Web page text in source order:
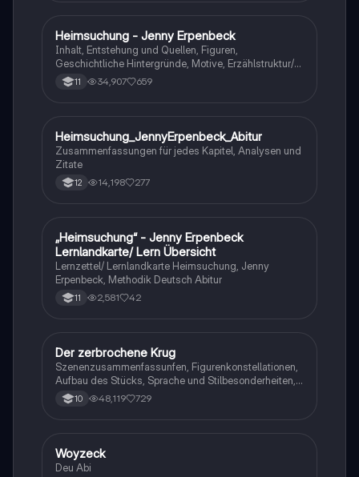
Deutsch
Heimsuchung - Jenny Erpenbeck
Inhalt, Entstehung und Quellen, Figuren,
Geschichtliche Hintergründe, Motive, Erzählstruktur/-
stil 11 34,907 659
Deutsch
Heimsuchung_JennyErpenbeck_Abitur
Zusammenfassungen für jedes Kapitel, Analysen und
Zitate
12 14,198 277
Deutsch
„Heimsuchung“ - Jenny Erpenbeck
Lernlandkarte/ Lern Übersicht
Lernzettel/ Lernlandkarte Heimsuchung, Jenny
Erpenbeck, Methodik Deutsch Abitur
11 2,581 42
Deutsch
Der zerbrochene Krug
Szenenzusammenfassunfen, Figurenkonstellationen,
Aufbau des Stücks, Sprache und Stilbesonderheiten,
Aussageabsicht, Thematik, Interpretation
10 48,119 729
Deutsch
Woyzeck
Deu Abi